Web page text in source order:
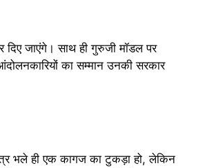
जाएंगे। साथ ही गुरुजी मॉडल पर
का सम्मान उनकी सरकार
भले ही एक कागज का टुकड़ा हो, लेकिन